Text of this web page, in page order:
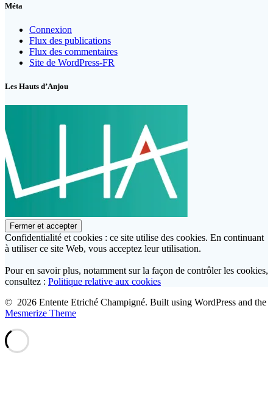
Méta
Connexion
Flux des publications
Flux des commentaires
Site de WordPress-FR
Les Hauts d’Anjou
Confidentialité et cookies : ce site utilise des cookies. En continuant
à utiliser ce site Web, vous acceptez leur utilisation.
Pour en savoir plus, notamment sur la façon de contrôler les cookies,
consultez : Politique relative aux cookies
© 2026 Entente Etriché Champigné. Built using WordPress and the
Mesmerize Theme